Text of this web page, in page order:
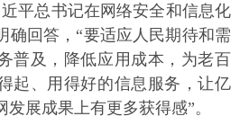
近平总书记在网络安全和信息化
确回答，“要适应人民期待和需
普及，降低应用成本，为老百
起、用得好的信息服务，让亿
发展成果上有更多获得感”。